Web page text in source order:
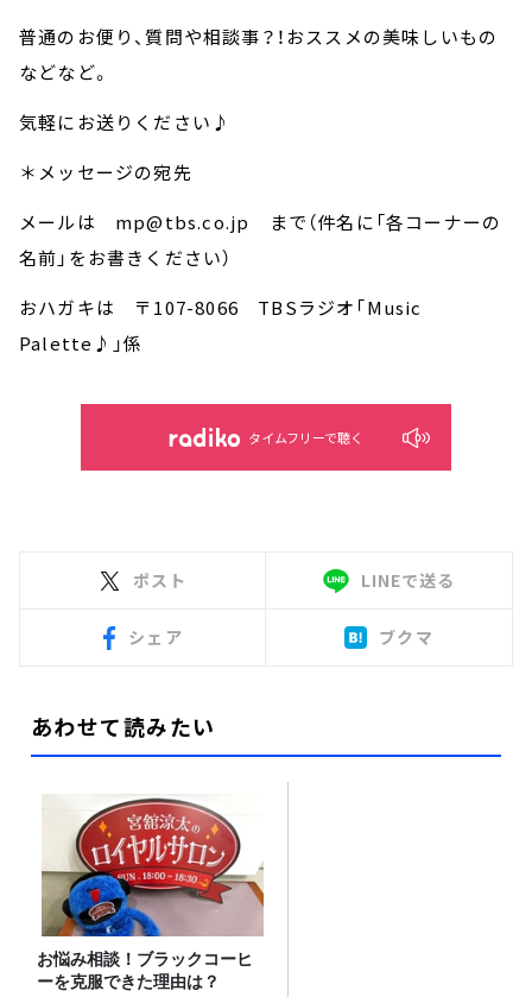
普通のお便り、質問や相談事？！おススメの美味しいもの
などなど。
気軽にお送りください♪
＊メッセージの宛先
メールは mp@tbs.co.jp まで（件名に「各コーナーの
名前」をお書きください）
おハガキは 〒107-8066 TBSラジオ「Music
Palette♪」係
タイムフリーで聴く
ポスト LINEで送る
シェア ブクマ
あわせて読みたい
お悩み相談！ブラックコーヒ
ーを克服できた理由は？